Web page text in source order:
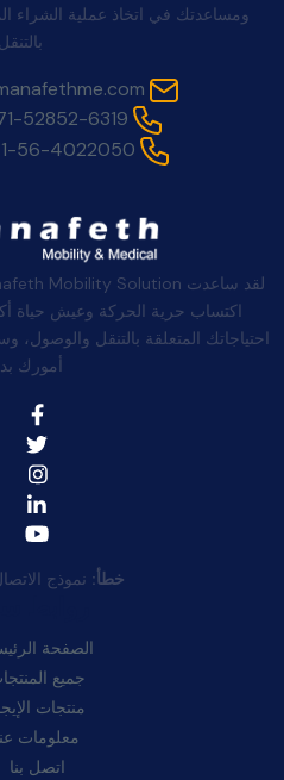
ومساعدتك في اتخاذ عملية الشراء
52852-6319
56-4022050
اكتساب حرية الحركة وعيش حياة
احتياجاتك المتعلقة بالتنقل
أمورك
خطأ: نموذج
الصفحة
جميع
منتجات
معلومات
اتصل بنا